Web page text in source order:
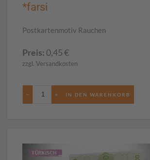
*farsi
Postkartenmotiv Rauchen
Preis: 0,45€
zzgl. Versandkosten
− +